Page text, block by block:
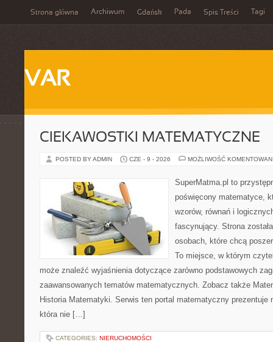
Strona główna Archiwum Gdańsk Pada Spis Treści Tagi
VAR
CIEKAWOSTKI MATEMATYCZNE
POSTED BY ADMIN CZE - 9 - 2026 MOŻLIWOŚĆ
SuperMatma.pl to
poświęcony matematyce,
wzorów, równań i
fascynujący. Strona
osobach, które chcą
To miejsce, w którym
może znaleźć wyjaśnienia dotyczące zarówno podstawowych
zaawansowanych tematów matematycznych. Zobacz także
Historia Matematyki. Serwis ten portal matematyczny prezentuje
która nie […]
CATEGORIES: NIERUCHOMOŚCI